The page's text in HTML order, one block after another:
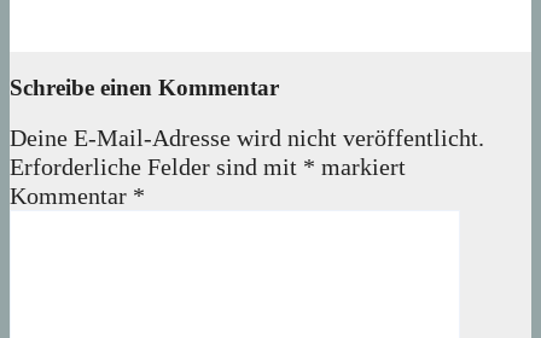
Schreibe einen Kommentar
Deine E-Mail-Adresse wird nicht veröffentlicht.
Erforderliche Felder sind mit * markiert
Kommentar *